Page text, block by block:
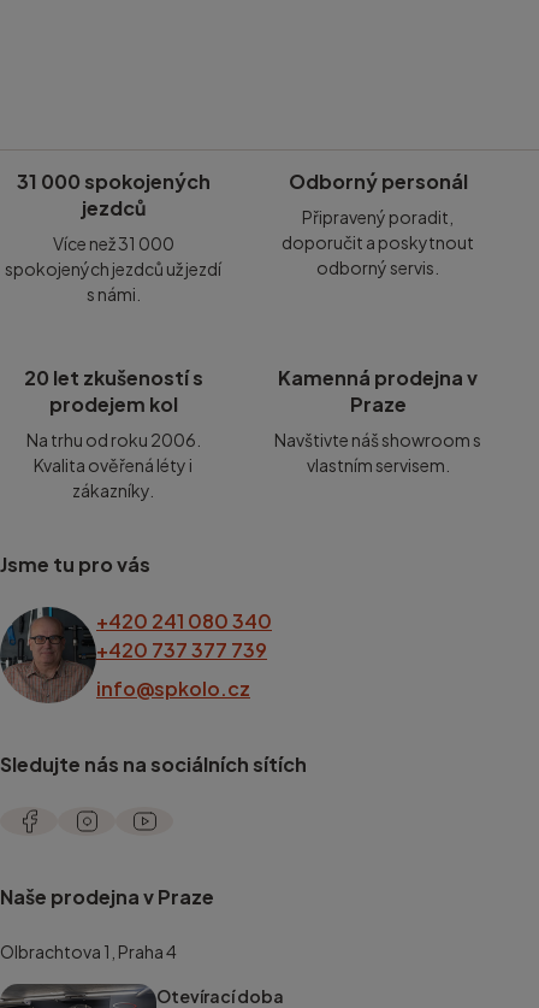
31 000 spokojených
jezdců
Více než 31 000
spokojených jezdců už jezdí
s námi.
Odborný personál
Připravený poradit,
doporučit a poskytnout
odborný servis.
20 let zkušeností s
prodejem kol
Na trhu od roku 2006.
Kvalita ověřená léty i
zákazníky.
Kamenná prodejna v
Praze
Navštivte náš showroom s
vlastním servisem.
Jsme tu pro vás
+420 241 080 340
+420 737 377 739
info@spkolo.cz
Sledujte nás na sociálních sítích
Naše prodejna v Praze
Olbrachtova 1, Praha 4
Otevírací doba